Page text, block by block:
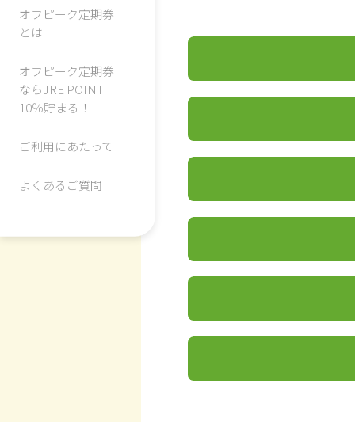
オフピーク定期券
とは
オフピーク定期券
ならJRE POINT
10％貯まる！
ご利用にあたって
よくあるご質問